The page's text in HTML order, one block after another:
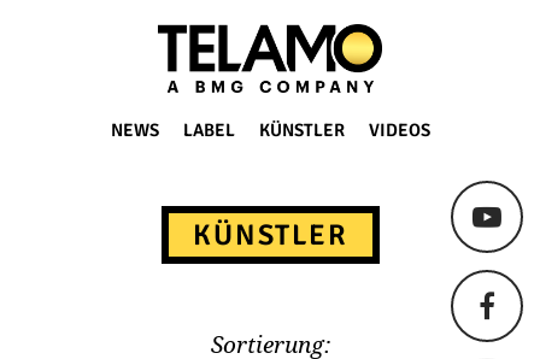
TELAMO
NEWS LABEL KÜNSTLER VIDEOS
KÜNSTLER
Sortierung: